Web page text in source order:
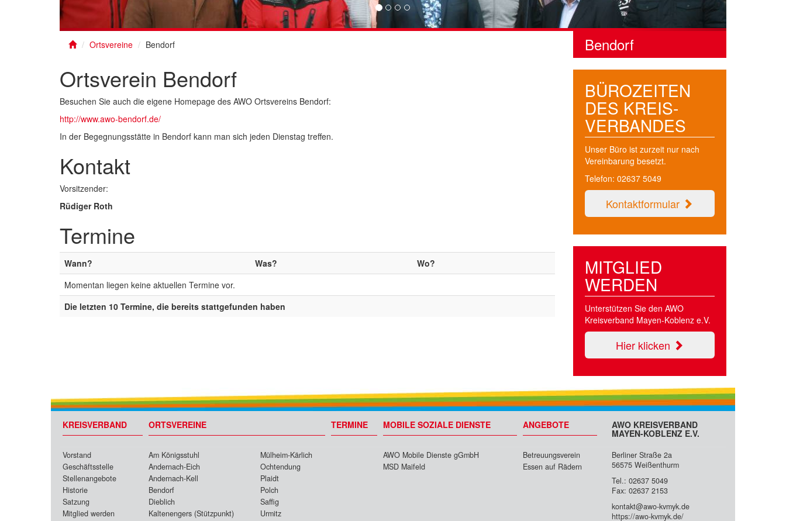
Ortsvereine Bendorf
Ortsverein Bendorf
Besuchen Sie auch die eigene Homepage des AWO Ortsvereins Bendorf:
http://www.awo-bendorf.de/
In der Begegnungsstätte in Bendorf kann man sich jeden Dienstag treffen.
Kontakt
Vorsitzender:
Rüdiger Roth
Termine
Wann? Was?
Wo?
Momentan liegen keine aktuellen Termine vor.
Die letzten 10 Termine, die bereits stattgefunden haben
Bendorf
BÜROZEITEN
DES KREIS­
VERBANDES
Unser Büro ist zurzeit nur nach
Vereinbarung besetzt.
Telefon: 02637 5049
Kontaktformular
MITGLIED
WERDEN
Unterstützen Sie den AWO
Kreisverband Mayen-Koblenz e.V.
Hier klicken
KREISVERBAND ORTSVEREINE TERMINE MOBILE SOZIALE DIENSTE ANGEBOTE AWO KREISVERBAND
MAYEN-KOBLENZ E.V.
Vorstand
Geschäftsstelle
Stellenangebote
Historie
Satzung
Mitglied werden
Am Königsstuhl
Andernach-Eich
Andernach-Kell
Bendorf
Dieblich
Kaltenengers (Stützpunkt)
Mülheim-Kärlich
Ochtendung
Plaidt
Polch
Saffig
Urmitz
AWO Mobile Dienste gGmbH
MSD Maifeld
Betreuungsverein
Essen auf Rädern
Berliner Straße 2a
56575 Weißenthurm
Tel.: 02637 5049
Fax: 02637 2153
kontakt@awo-kvmyk.de
https://awo-kvmyk.de/